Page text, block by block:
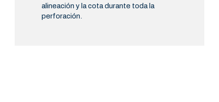
alineación y la cota durante toda la
perforación.